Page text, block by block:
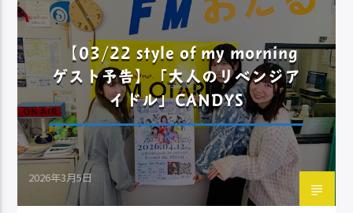
【03/22 style of my morning
ゲスト予告】「大人のリベンジア
イドル」CANDYS
2026年3月5日